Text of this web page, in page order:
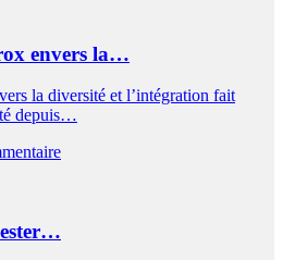
envers la…
la diversité et l’intégration fait
depuis…